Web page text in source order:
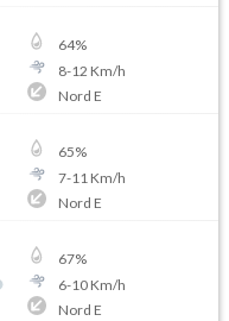
64%
8-12 Km/h
Nord E
65%
7-11 Km/h
Nord E
67%
6-10Km/h
Nord E